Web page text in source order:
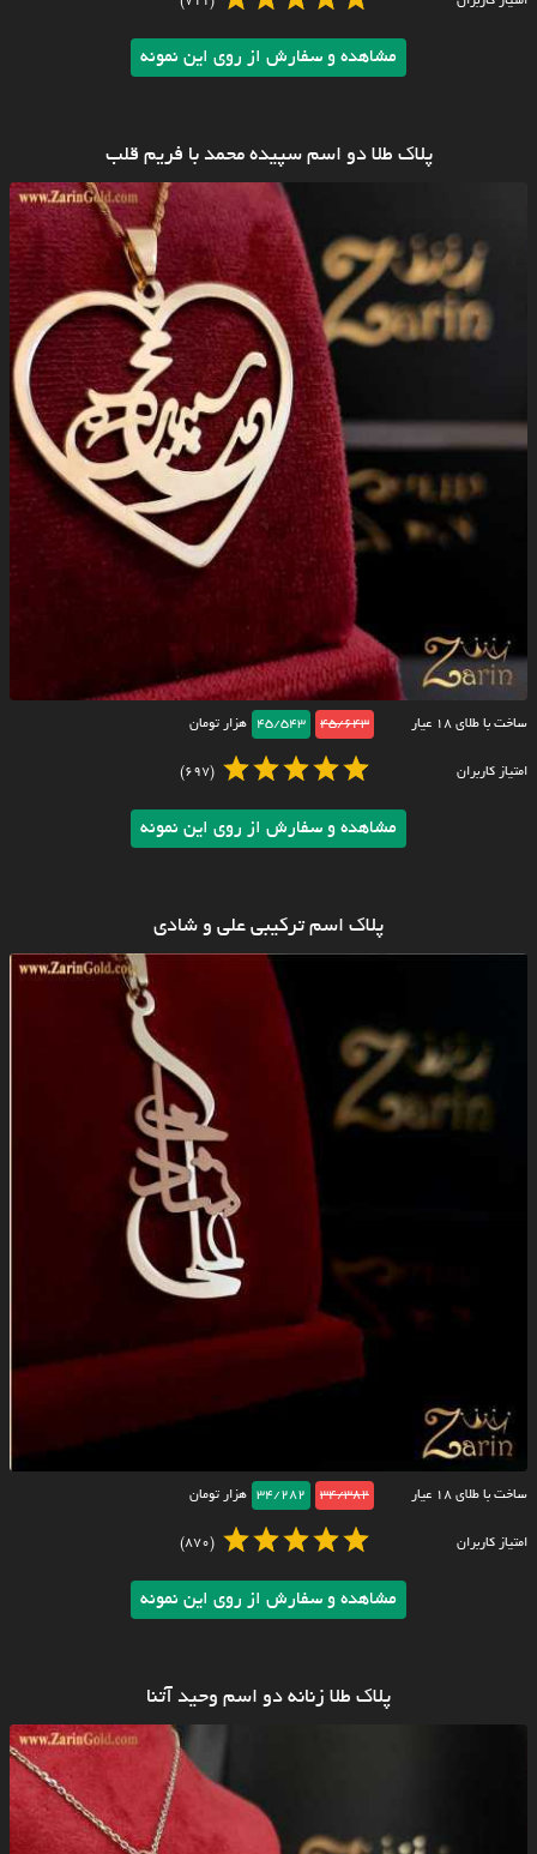
مشاهده و سفارش از روی این نمونه
پلاک طلا دو اسم سپیده محمد با فریم قلب
ساخت با طلای ۱۸ عیار 45/643
45/543 هزار تومان
امتیاز کاربران (697)
مشاهده و سفارش از روی این نمونه
پلاک اسم ترکیبی علی و شادی
ساخت با طلای ۱۸ عیار 34/382
34/282 هزار تومان
امتیاز کاربران (870)
مشاهده و سفارش از روی این نمونه
پلاک طلا زنانه دو اسم وحید آتنا